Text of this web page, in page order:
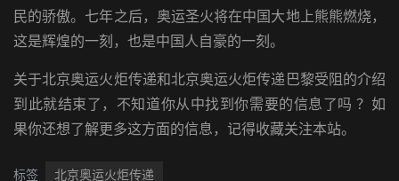
民的骄傲。七年之后，奥运圣火将在中国大地上熊熊燃烧，
这是辉煌的一刻，也是中国人自豪的一刻。
关于北京奥运火炬传递和北京奥运火炬传递巴黎受阻的介绍
到此就结束了，不知道你从中找到你需要的信息了吗 ？如
果你还想了解更多这方面的信息，记得收藏关注本站。
标签 北京奥运火炬传递